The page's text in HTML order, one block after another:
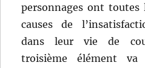
personnages ont toutes
causes de
dans leur vie de
troisième élément